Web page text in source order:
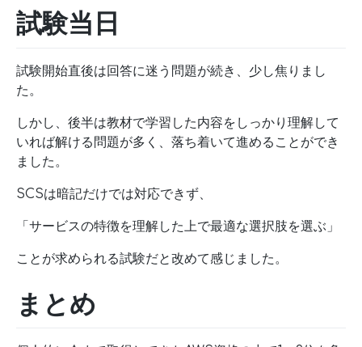
試験当日
試験開始直後は回答に迷う問題が続き、少し焦りまし
た。
しかし、後半は教材で学習した内容をしっかり理解して
いれば解ける問題が多く、落ち着いて進めることができ
ました。
SCSは暗記だけでは対応できず、
「サービスの特徴を理解した上で最適な選択肢を選ぶ」
ことが求められる試験だと改めて感じました。
まとめ